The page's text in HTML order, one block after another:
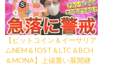
【ビットコイン＆イーサリア
ムNEM＆IOST＆LTC＆BCH
＆MONA】上値重い展開継